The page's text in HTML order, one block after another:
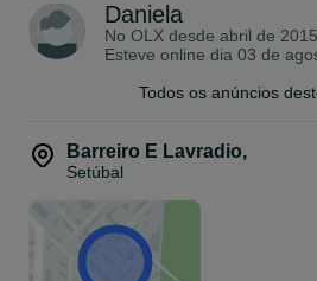
Daniela
No OLX desde abril de 2015
Esteve online dia 03 de
Todos os anúncios
Barreiro E Lavradio,
Setúbal